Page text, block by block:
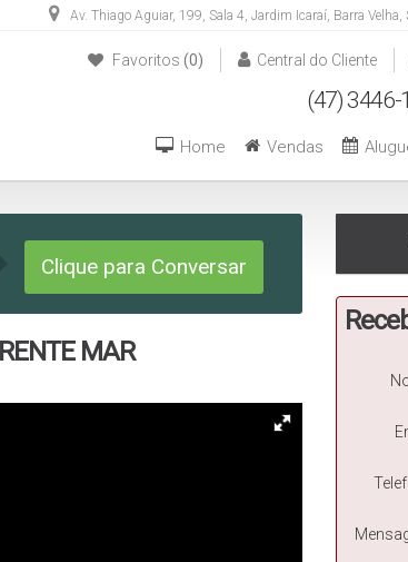
Av. Thiago Aguiar, 199, Sala 4, Jardim Icaraí, Barra Velha,
Central do Cliente
Favoritos (0)
(47) 3446-1549 (47) 99270-6426
Vendas
Home
Clique para Conversar
MAR